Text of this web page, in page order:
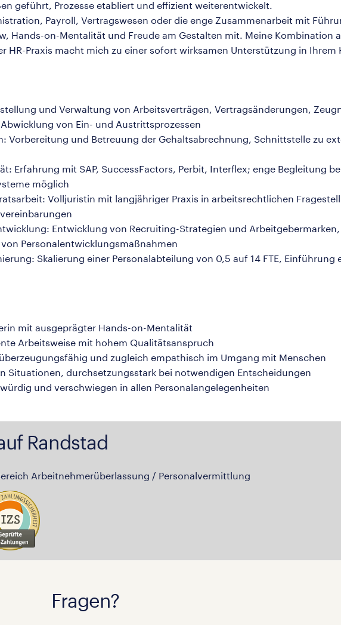
geführt, Prozesse etabliert und effizient weiterentwickelt.
Payroll, Vertragswesen oder die enge Zusammenarbeit mit
Hands-on-Mentalität und Freude am Gestalten mit. Meine Kombination
HR-Praxis macht mich zu einer sofort wirksamen Unterstützung in Ihrem
und Verwaltung von Arbeitsverträgen, Vertragsänderungen,
von Ein- und Austrittsprozessen
Vorbereitung und Betreuung der Gehaltsabrechnung, Schnittstelle zu
Erfahrung mit SAP, SuccessFactors, Perbit, Interflex; enge Begleitung
möglich
Volljuristin mit langjähriger Praxis in arbeitsrechtlichen
Entwicklung von Recruiting-Strategien und
Personalentwicklungsmaßnahmen
Skalierung einer Personalabteilung von 0,5 auf 14 FTE,
mit ausgeprägter Hands-on-Mentalität
Arbeitsweise mit hohem Qualitätsanspruch
und zugleich empathisch im Umgang mit Menschen
Situationen, durchsetzungsstark bei notwendigen Entscheidungen
und verschwiegen in allen Personalangelegenheiten
Randstad
Arbeitnehmerüberlassung / Personalvermittlung
Fragen?